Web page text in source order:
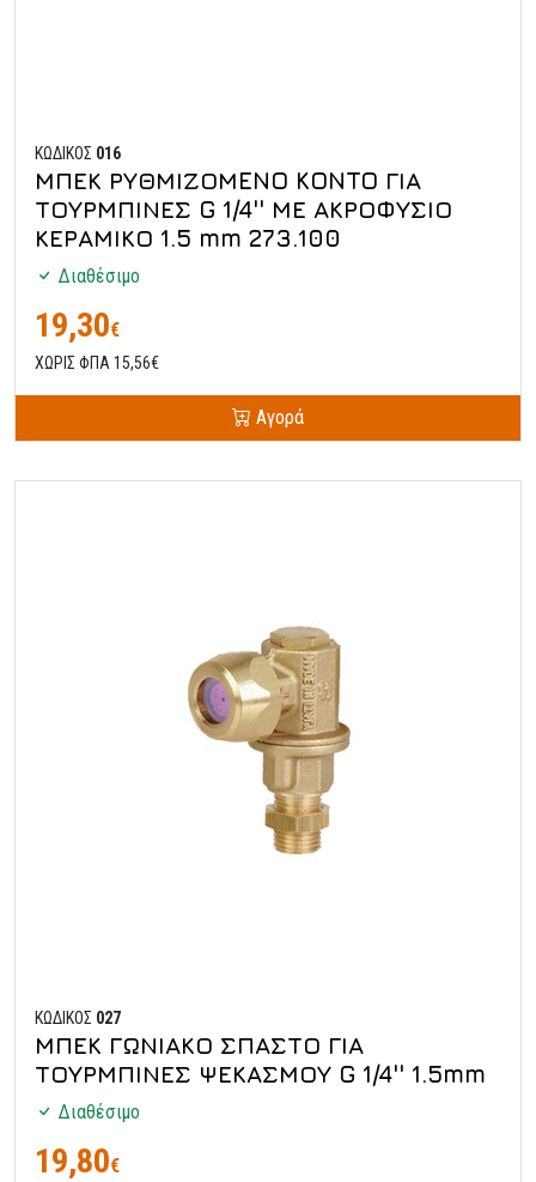
ΚΩΔΙΚΟΣ 016
ΜΠΕΚ ΡΥΘΜΙΖΟΜENO KONTO ΓΙΑ
ΤΟΥΡΜΠΙΝΕΣ G 1/4'' ΜΕ ΑΚΡΟΦΥΣΙΟ
ΚΕΡΑΜΙΚΟ 1.5 mm 273.100
Διαθέσιμο
19,30€
ΧΩΡΙΣ ΦΠΑ 15,56€
Αγορά
ΚΩΔΙΚΟΣ 027
ΜΠΕΚ ΓΩΝΙΑΚΟ ΣΠΑΣΤΟ ΓΙΑ
ΤΟΥΡΜΠΙΝΕΣ ΨΕΚΑΣΜΟΥ G 1/4'' 1.5mm
Διαθέσιμο
19,80€